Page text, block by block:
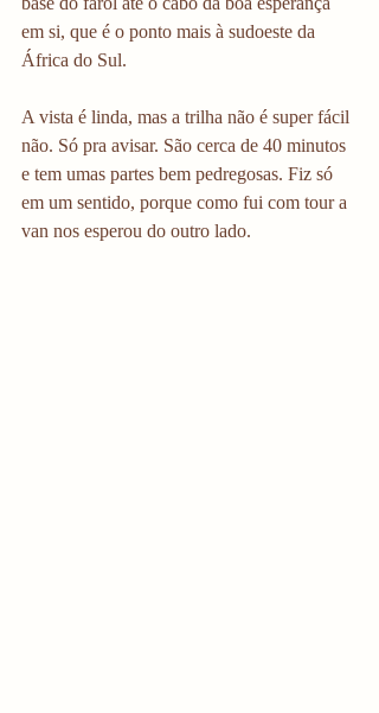
em si, que é o ponto mais à sudoeste da
África do Sul.
A vista é linda, mas a trilha não é super fácil
não. Só pra avisar. São cerca de 40 minutos
e tem umas partes bem pedregosas. Fiz só
em um sentido, porque como fui com tour a
van nos esperou do outro lado.